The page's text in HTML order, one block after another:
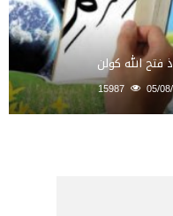
فتح الله كولن
05/
15987